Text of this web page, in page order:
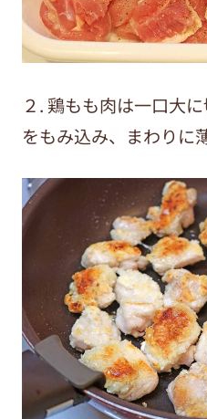
２. 鶏もも肉は一口大
をもみ込み、まわりに